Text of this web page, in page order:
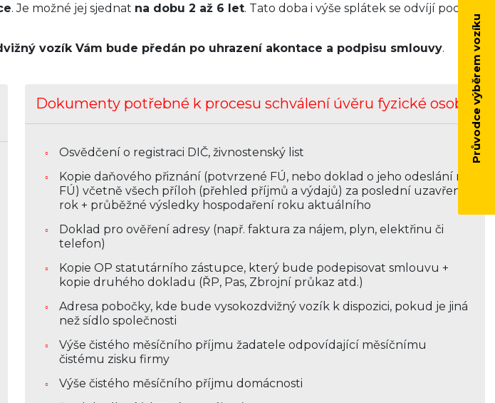
. Je možné jej sjednat na dobu 2 až 6 let. Tato doba i výše splátek se odvíjí podle
vozík Vám bude předán po uhrazení akontace a podpisu smlouvy.
Dokumenty potřebné k procesu schválení úvěru fyzické osoby
Osvědčení o registraci DIČ, živnostenský list
Kopie daňového přiznání (potvrzené FÚ, nebo doklad o jeho odeslání na
FÚ) včetně všech příloh (přehled příjmů a výdajů) za poslední uzavřený
rok + průběžné výsledky hospodaření roku aktuálního
Doklad pro ověření adresy (např. faktura za nájem, plyn, elektřinu či
telefon)
Kopie OP statutárního zástupce, který bude podepisovat smlouvu +
kopie druhého dokladu (ŘP, Pas, Zbrojní průkaz atd.)
Adresa pobočky, kde bude vysokozdvižný vozík k dispozici, pokud je jiná
než sídlo společnosti
Výše čistého měsíčního příjmu žadatele odpovídající měsíčnímu
čistému zisku firmy
Výše čistého měsíčního příjmu domácnosti
Průvodce výběrem vozíku